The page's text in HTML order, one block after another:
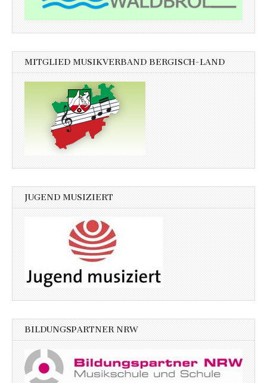
MITGLIED MUSIKVERBAND BERGISCH-LAND
JUGEND MUSIZIERT
BILDUNGSPARTNER NRW